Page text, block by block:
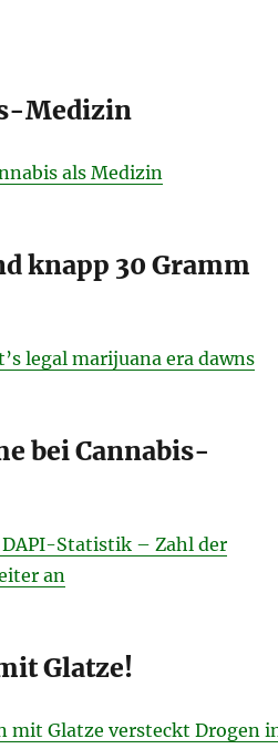
Medizin
als Medizin
knapp 30 Gramm
legal marijuana era dawns
bei Cannabis-
DAPI-Statistik – Zahl der
an
Glatze!
mit Glatze versteckt Drogen